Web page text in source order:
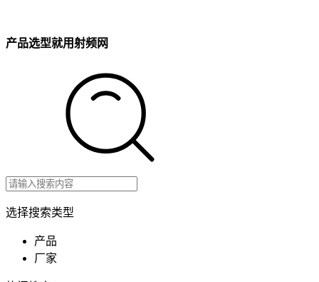
产品选型就用射频网
选择搜索类型
产品
厂家